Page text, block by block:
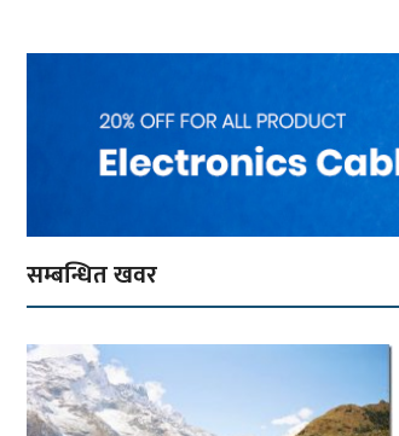
सम्बन्धित खवर